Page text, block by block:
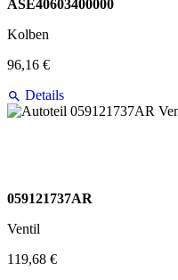
ASE40603400000
Kolben
96,16 €
Details
059121737AR
Ventil
119,68 €